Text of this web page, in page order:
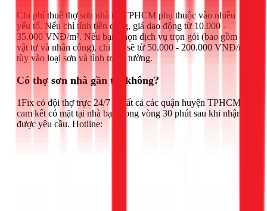
Chi phí thuê thợ sơn nhà tại TPHCM phụ thuộc vào nhiều
yếu tố. Nếu chỉ tính tiền công, giá dao động từ 10.000 -
35.000 VNĐ/m². Nếu bạn chọn dịch vụ trọn gói (bao gồm cả
vật tư và nhân công), chi phí sẽ từ 50.000 - 200.000 VNĐ/m²
tùy vào loại sơn và tình trạng tường.
Có thợ sơn nhà gần tôi không?
1Fix có đội thợ trực 24/7 tại tất cả các quận huyện TPHCM,
cam kết có mặt tại nhà bạn trong vòng 30 phút sau khi nhận
được yêu cầu. Hotline: